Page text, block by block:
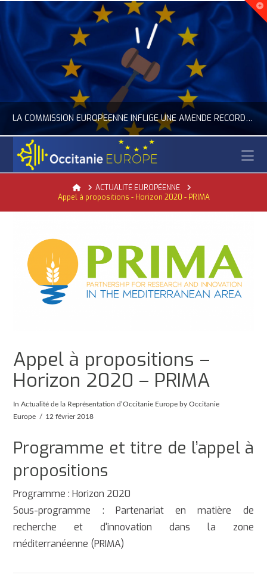
LA COMMISSION EUROPÉENNE INFLIGE UNE AMENDE RECORD À GOOGLE
ACTUALITÉ DE L'UNION EUROPÉENNE, ACTUALITÉ DE LA REPRÉSENTATION D’OCCITANIE EUROPE, NUMÉRIQUE- DIGITAL
HomeACTUALITÉ EUROPÉENNE
Appel à propositions - Horizon 2020 - PRIMA
Appel à propositions –
Horizon 2020 – PRIMA
InActualité de la Représentation d’Occitanie Europe by Occitanie
Europe
12 février 2018
Programme et titre de l’appel à
propositions
Programme : Horizon 2020
Sous-programme : Partenariat en matière de
recherche et d'innovation dans la zone
méditerranéenne (PRIMA)